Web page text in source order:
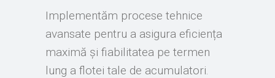
Implementăm procese tehnice
avansate pentru a asigura eficiența
maximă și fiabilitatea pe termen
lung a flotei tale de acumulatori.